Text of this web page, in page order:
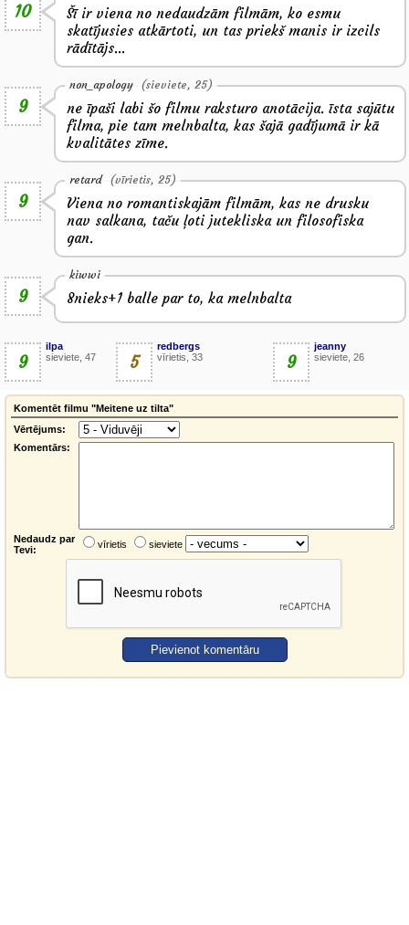
10
Šī ir viena no nedaudzām filmām, ko esmu
skatījusies atkārtoti, un tas priekš manis ir izcils
rādītājs...
9
non_apology (sieviete, 25)
ne īpaši labi šo filmu raksturo anotācija. īsta sajūtu
filma, pie tam melnbalta, kas šajā gadījumā ir kā
kvalitātes zīme.
9
retard (vīrietis, 25)
Viena no romantiskajām filmām, kas ne drusku
nav salkana, taču ļoti jutekliska un filosofiska
gan.
9
kiwwi
8nieks+1 balle par to, ka melnbalta
9
ilpa
sieviete, 47
5
redbergs
vīrietis, 33
9
jeanny
sieviete, 26
Komentēt filmu "Meitene uz tilta"
Vērtējums:
Komentārs:
Nedaudz par
Tevi:
vīrietis sieviete